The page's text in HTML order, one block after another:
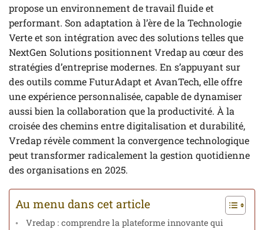
propose un environnement de travail fluide et
performant. Son adaptation à l’ère de la Technologie
Verte et son intégration avec des solutions telles que
NextGen Solutions positionnent Vredap au cœur des
stratégies d’entreprise modernes. En s’appuyant sur
des outils comme FuturAdapt et AvanTech, elle offre
une expérience personnalisée, capable de dynamiser
aussi bien la collaboration que la productivité. À la
croisée des chemins entre digitalisation et durabilité,
Vredap révèle comment la convergence technologique
peut transformer radicalement la gestion quotidienne
des organisations en 2025.
Au menu dans cet article
Vredap : comprendre la plateforme innovante qui